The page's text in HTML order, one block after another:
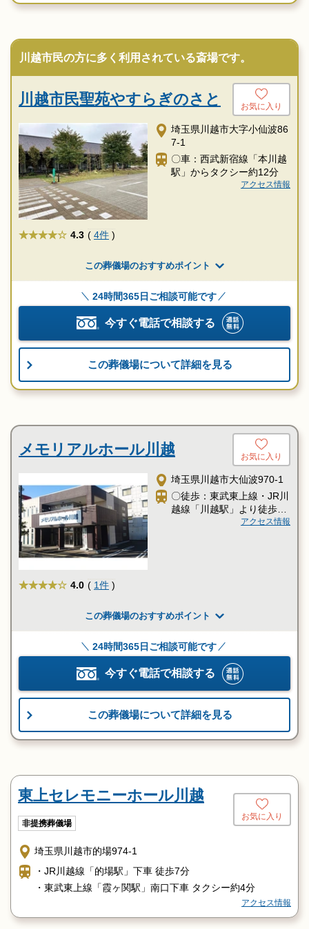
川越市民の方に多く利用されている斎場です。
川越市民聖苑やすらぎのさと お気に入り
埼玉県川越市大字小仙波86
7-1
〇車：西武新宿線「本川越
駅」からタクシー約12分
アクセス情報
★★★★ 4.3 ( 4件 )
この葬儀場のおすすめポイント
24時間365日ご相談可能です
今すぐ電話で相談する
この葬儀場について詳細を見る
メモリアルホール川越 お気に入り
埼玉県川越市大仙波970-1
〇徒歩：東武東上線・JR川
越線「川越駅」より徒歩20
アクセス情報
★★★★ 4.0 ( 1件 )
この葬儀場のおすすめポイント
24時間365日ご相談可能です
今すぐ電話で相談する
この葬儀場について詳細を見る
東上セレモニーホール川越
非提携葬儀場
お気に入り
埼玉県川越市的場974-1
・JR川越線「的場駅」下車 徒歩7分
・東武東上線「霞ヶ関駅」南口下車 タクシー約4分
アクセス情報